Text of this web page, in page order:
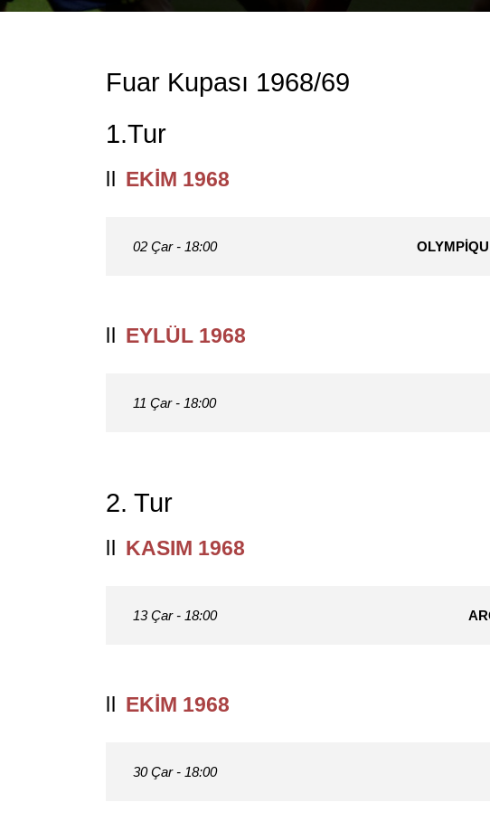
Fuar Kupası 1968/69
1.Tur
EKIM 1968
02 Çar - 18:00
EYLÜL 1968
11 Çar - 18:00
2. Tur
KASIM 1968
13 Çar - 18:00
EKIM 1968
30 Çar - 18:00